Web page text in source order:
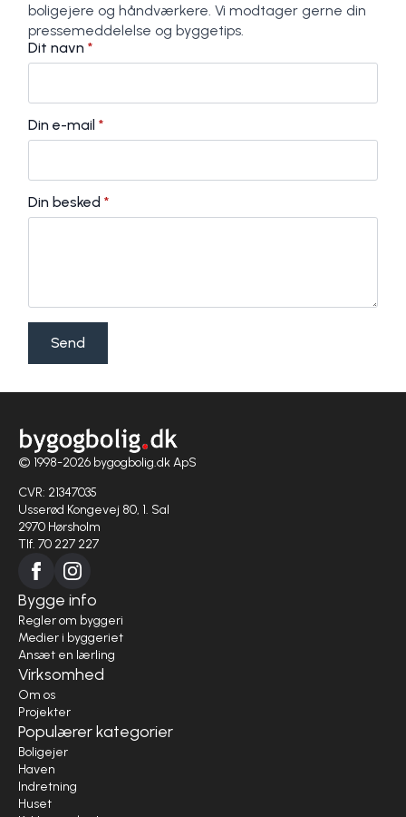
boligejere og håndværkere. Vi modtager gerne din
pressemeddelelse og byggetips.
Dit navn *
Din e-mail *
Din besked *
Send
© 1998-2026 bygogbolig.dk ApS
CVR: 21347035
Usserød Kongevej 80, 1. Sal
2970 Hørsholm
Tlf. 70 227 227
Bygge info
Regler om byggeri
Medier i byggeriet
Ansæt en lærling
Virksomhed
Om os
Projekter
Populærer kategorier
Boligejer
Haven
Indretning
Huset